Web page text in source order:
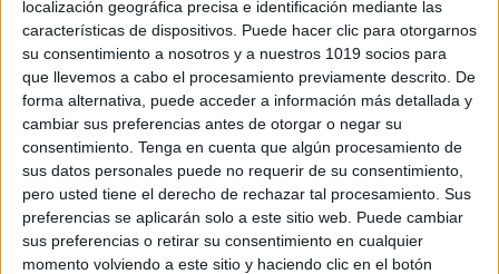
localización geográfica precisa e identificación mediante las
características de dispositivos. Puede hacer clic para otorgarnos
su consentimiento a nosotros y a nuestros 1019 socios para
que llevemos a cabo el procesamiento previamente descrito. De
forma alternativa, puede acceder a información más detallada y
cambiar sus preferencias antes de otorgar o negar su
consentimiento. Tenga en cuenta que algún procesamiento de
sus datos personales puede no requerir de su consentimiento,
pero usted tiene el derecho de rechazar tal procesamiento. Sus
preferencias se aplicarán solo a este sitio web. Puede cambiar
sus preferencias o retirar su consentimiento en cualquier
momento volviendo a este sitio y haciendo clic en el botón
estudiantes aprendan a deletrear correctamente las
palabras. Hay muchos juegos disponibles en línea,
como juegos de palabras cruzadas, juegos de
ortografía, juegos de letras y muchos más.
Además, los juegos de ortografía también pueden ser
personalizados para satisfacer las necesidades
específicas de los estudiantes. Los maestros pueden
crear juegos de ortografía personalizados para las